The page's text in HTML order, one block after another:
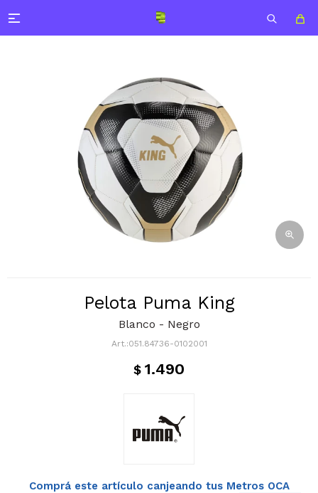

Pelota Puma King
Blanco - Negro
051.84736-0102001
$ 1.490
Comprá este artículo canjeando tus Metros OCA